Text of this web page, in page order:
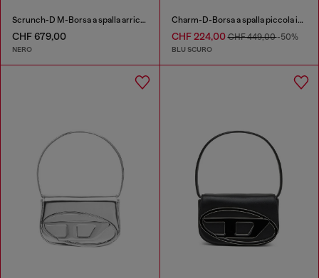
Scrunch-D M-Borsa a spalla arricciata in pelle lucida
CHF 679,00
NERO
Charm-D-Borsa a spalla piccola in denim trapuntato
CHF 224,00CHF 449,00-50%
BLU SCURO